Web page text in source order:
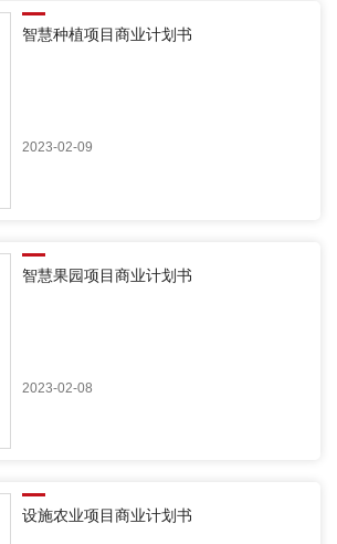
智慧种植项目商业计划书
2023-02-09
智慧果园项目商业计划书
2023-02-08
设施农业项目商业计划书